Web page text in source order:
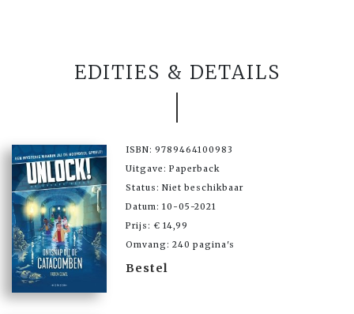
EDITIES & DETAILS
ISBN: 9789464100983
Uitgave: Paperback
Status: Niet beschikbaar
Datum: 10-05-2021
Prijs: € 14,99
Omvang: 240 pagina's
Bestel